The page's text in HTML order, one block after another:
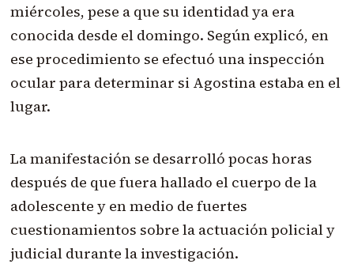
miércoles, pese a que su identidad ya era
conocida desde el domingo. Según explicó, en
ese procedimiento se efectuó una inspección
ocular para determinar si Agostina estaba en el
lugar.
La manifestación se desarrolló pocas horas
después de que fuera hallado el cuerpo de la
adolescente y en medio de fuertes
cuestionamientos sobre la actuación policial y
judicial durante la investigación.